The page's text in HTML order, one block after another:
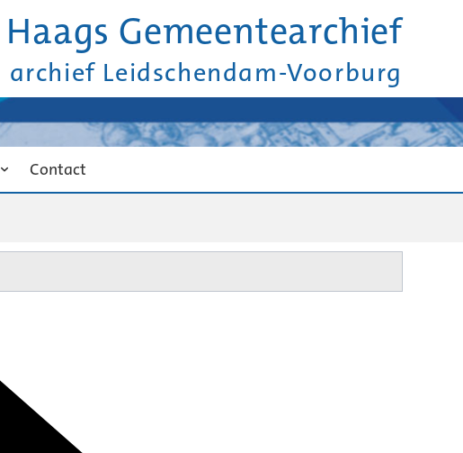
Haags Gemeentearchief
archief Leidschendam-Voorburg
Contact